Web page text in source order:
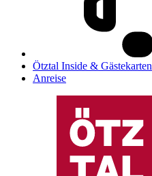
Ötztal Inside & Gästekarten
Anreise